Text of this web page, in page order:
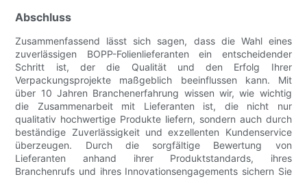
Abschluss
Zusammenfassend lässt sich sagen, dass die Wahl eines
zuverlässigen BOPP-Folienlieferanten ein entscheidender
Schritt ist, der die Qualität und den Erfolg Ihrer
Verpackungsprojekte maßgeblich beeinflussen kann. Mit
über 10 Jahren Branchenerfahrung wissen wir, wie wichtig
die Zusammenarbeit mit Lieferanten ist, die nicht nur
qualitativ hochwertige Produkte liefern, sondern auch durch
beständige Zuverlässigkeit und exzellenten Kundenservice
überzeugen. Durch die sorgfältige Bewertung von
Lieferanten anhand ihrer Produktstandards, ihres
Branchenrufs und ihres Innovationsengagements sichern Sie